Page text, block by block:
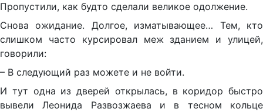
Пропустили, как будто сделали великое одолжение.
Снова ожидание. Долгое, изматывающее… Тем, кто
слишком часто курсировал меж зданием и улицей,
говорили:
– В следующий раз можете и не войти.
И тут одна из дверей открылась, в коридор быстро
вывели Леонида Развозжаева и в тесном кольце